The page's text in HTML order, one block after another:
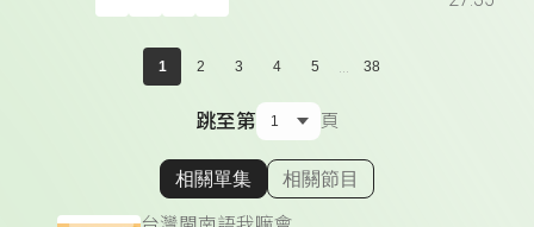
1 2 3 4 5 ... 38
跳至第 頁
顯示相關單集
相關單集 相關節目